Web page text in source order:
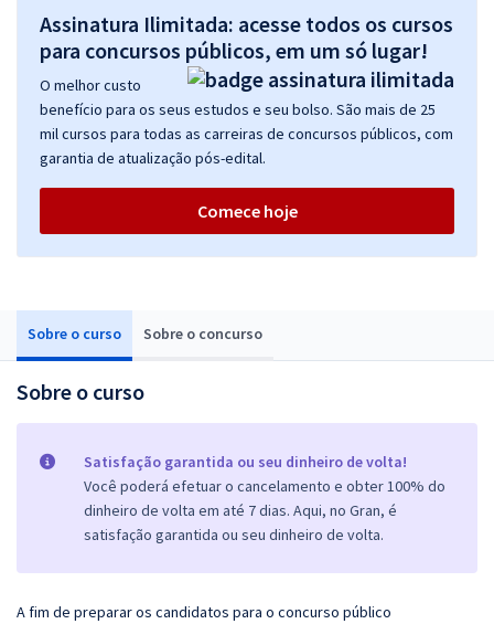
Sobre o curso Sobre o concurso
Sobre o curso
Satisfação garantida ou seu dinheiro de volta!
Você poderá efetuar o cancelamento e obter 100% do
dinheiro de volta em até 7 dias. Aqui, no Gran, é
satisfação garantida ou seu dinheiro de volta.
A fim de preparar os candidatos para o concurso público
Assinatura Ilimitada: acesse todos os cursos
para concursos públicos, em um só lugar!
O melhor custo
benefício para os seus estudos e seu bolso. São mais de 25
mil cursos para todas as carreiras de concursos públicos, com
garantia de atualização pós-edital.
Comece hoje